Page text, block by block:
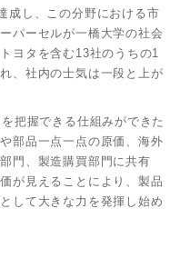
成し、この分野における市
パーセルが一橋大学の社会
ヨタを含む13社のうちの1
、社内の士気は一段と上が
把握できる仕組みができた
部品一点一点の原価、海外
門、製造購買部門に共有
が見えることにより、製品
して大きな力を発揮し始め